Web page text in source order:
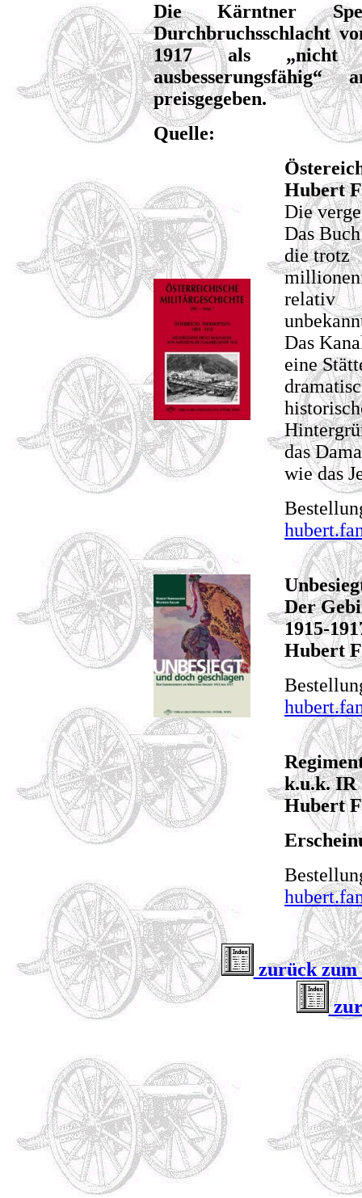
Die Kärntner
Durchbruchsschlacht
1917 als „nicht
preisgegeben.
Quelle:
Hubert
Die
Das
die trotz
relativ
Das
eine
das
wie das
Der
1915-
Hubert
k.u.k. IR
Hubert
zurück